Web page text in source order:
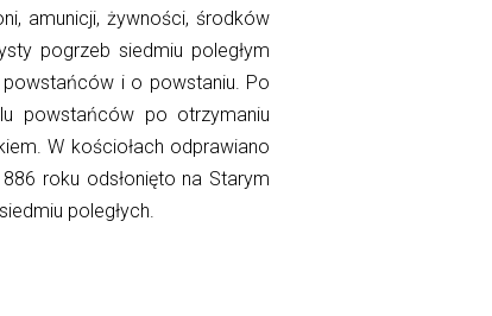
amunicji, żywności, środków
pogrzeb siedmiu poległym
i o powstaniu. Po
powstańców po otrzymaniu
W kościołach odprawiano
roku odsłonięto na Starym
poległych.